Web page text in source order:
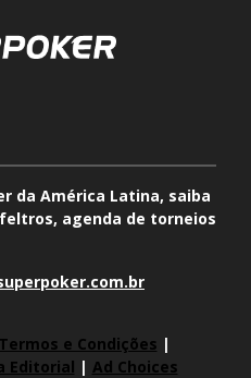
da América Latina, saiba
agenda de torneios
Termos e Condições |
Editorial | Ad Choices